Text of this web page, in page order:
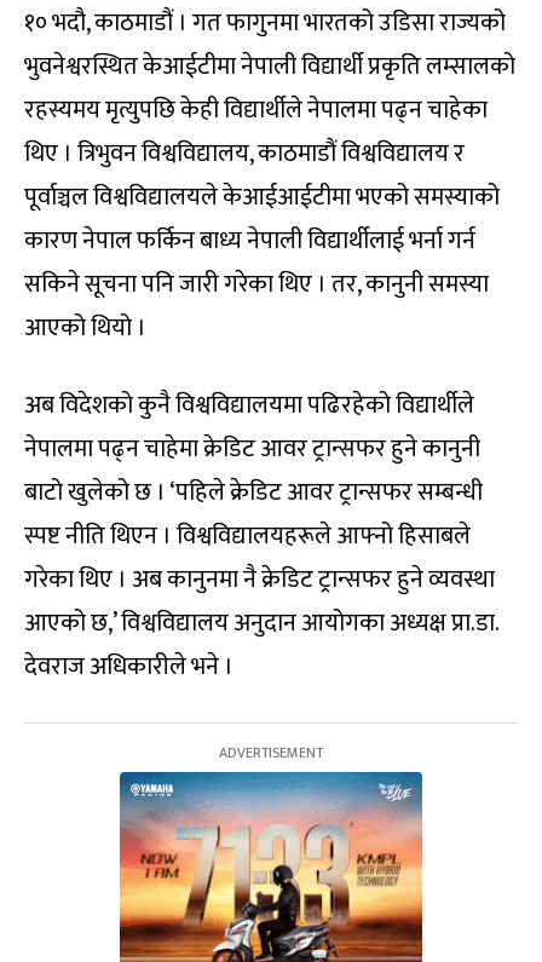
१० भदौ, काठमाडौं । गत फागुनमा भारतको उडिसा राज्यको
भुवनेश्वरस्थित केआईटीमा नेपाली विद्यार्थी प्रकृति लम्सालको
रहस्यमय मृत्युपछि केही विद्यार्थीले नेपालमा पढ्न चाहेका
थिए । त्रिभुवन विश्वविद्यालय, काठमाडौं विश्वविद्यालय र
पूर्वाञ्चल विश्वविद्यालयले केआईआईटीमा भएको समस्याको
कारण नेपाल फर्किन बाध्य नेपाली विद्यार्थीलाई भर्ना गर्न
सकिने सूचना पनि जारी गरेका थिए । तर, कानुनी समस्या
आएको थियो ।
अब विदेशको कुनै विश्वविद्यालयमा पढिरहेको विद्यार्थीले
नेपालमा पढ्न चाहेमा क्रेडिट आवर ट्रान्सफर हुने कानुनी
बाटो खुलेको छ । ‘पहिले क्रेडिट आवर ट्रान्सफर सम्बन्धी
स्पष्ट नीति थिएन । विश्वविद्यालयहरूले आफ्नो हिसाबले
गरेका थिए । अब कानुनमा नै क्रेडिट ट्रान्सफर हुने व्यवस्था
आएको छ,’ विश्वविद्यालय अनुदान आयोगका अध्यक्ष प्रा.डा.
देवराज अधिकारीले भने ।